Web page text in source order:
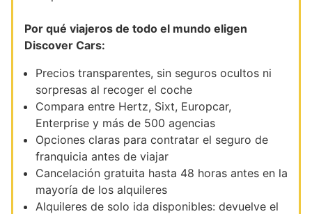
Por qué viajeros de todo el mundo eligen
Discover Cars:
Precios transparentes, sin seguros ocultos ni
sorpresas al recoger el coche
Compara entre Hertz, Sixt, Europcar,
Enterprise y más de 500 agencias
Opciones claras para contratar el seguro de
franquicia antes de viajar
Cancelación gratuita hasta 48 horas antes en la
mayoría de los alquileres
Alquileres de solo ida disponibles: devuelve el